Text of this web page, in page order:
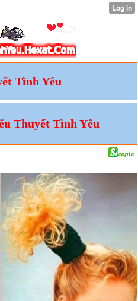
Tình Yêu
Thuyết Tình Yêu